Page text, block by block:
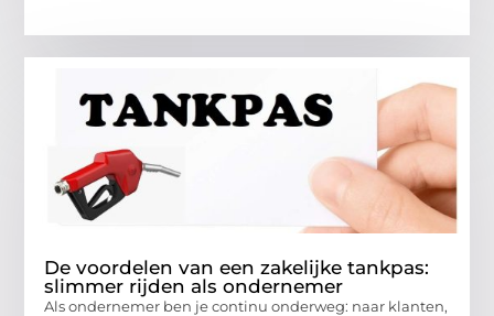
De voordelen van een zakelijke tankpas:
slimmer rijden als ondernemer
Als ondernemer ben je continu onderweg: naar klanten,